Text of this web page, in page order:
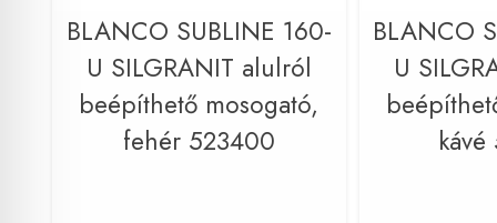
BLANCO SUBLINE 160-
U SILGRANIT alulról
beépíthető mosogató,
fehér 523400
BLANCO
U